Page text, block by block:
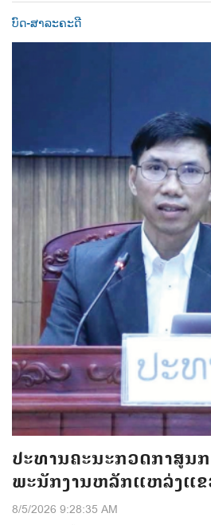
ບົດ-ສາລະຄະດີ
ປະທານຄະນະກວດກາສູນ
ພະນັກງານຫລັກແຫລ່ງແຂ
8/5/2026 9:28:35 AM